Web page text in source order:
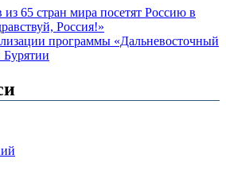
из 65 стран мира посетят Россию в
Россия!»
программы «Дальневосточный
Бурятии